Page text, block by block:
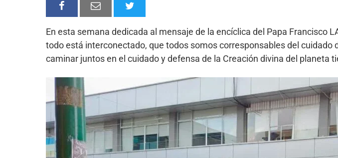
En esta semana dedicada al mensaje de la encíclica del Papa Francisco
todo está interconectado, que todos somos corresponsables del
caminar juntos en el cuidado y defensa de la Creación divina del planeta